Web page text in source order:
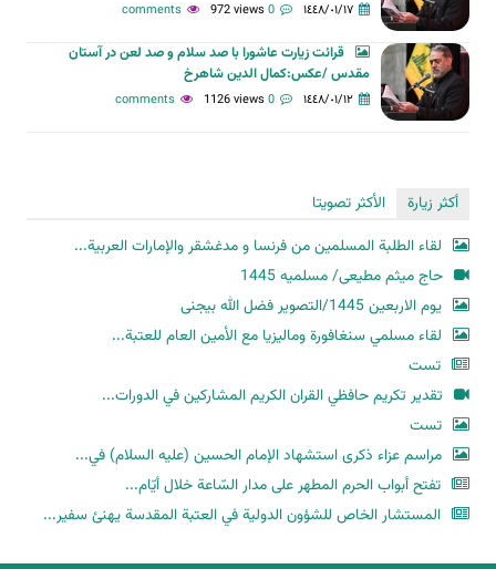
١٤٤٨/٠١/١٧ 0 comments
972 views
قرائت زیارت عاشورا با صد سلام و صد لعن در آستان
مقدس /عکس:کمال الدین شاهرخ
١٤٤٨/٠١/١٢ 0 comments
1126 views
أكثر زيارة
الأكثر تصويتا
لقاء الطلبة المسلمين من فرنسا و مدغشقر والإمارات العربية...
حاج میثم مطیعی/ مسلمیه 1445
یوم الاربعین 1445/التصویر فضل الله بیجنی
لقاء مسلمي سنغافورة وماليزيا مع الأمين العام للعتبة...
تست
تقدير تكريم حافظي القران الكريم المشاركين في الدورات...
تست
مراسم عزاء ذكرى استشهاد الإمام الحسين (عليه السلام) في...
تفتح أبواب الحرم المطهر على مدار السّاعة خلال أيّام...
المستشار الخاص للشؤون الدولية في العتبة المقدسة يهنئ سفير...